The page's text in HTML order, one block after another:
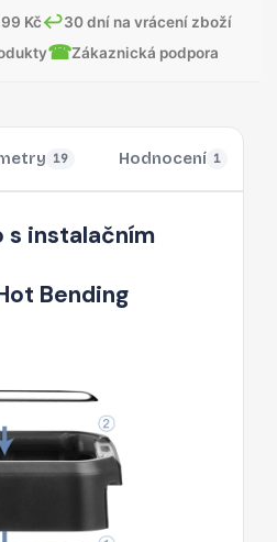
Kč↩30 dní na vrácení zboží
☎Zákaznická podpora
19 Hodnocení 1
s instalačním
Bending